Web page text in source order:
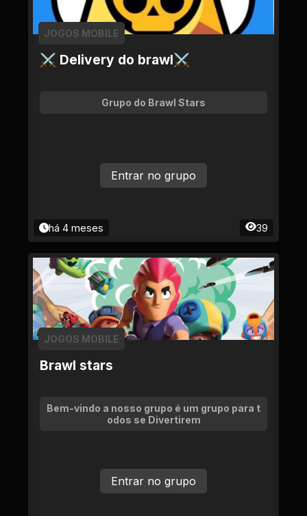
⚔ Delivery do brawl⚔
JOGOS MOBILE
Grupo do Brawl Stars
há 4 meses 39
Entrar no grupo
Brawl stars
JOGOS MOBILE
Bem-vindo a nosso grupo é um grupo para t
odos se Divertirem
Entrar no grupo